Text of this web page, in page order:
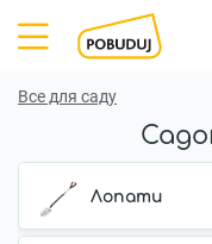
Все для саду
Лопати